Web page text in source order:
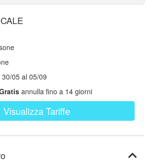
30/05 al 05/09
annulla fino a 14 giorni
Visualizza Tariffe